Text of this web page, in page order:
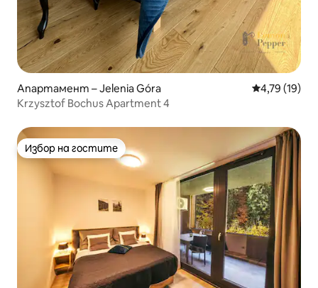
Апартамент – Jelenia Góra Средна
4,79 (19)
Krzysztof Bochus Apartment 4
Избор на гостите
Избор на гостите